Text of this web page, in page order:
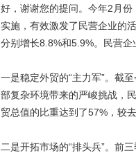
好，谢谢您的提问。今年2月
实施，有效激发了民营企业的
分别增长8.8%和5.9%。民营
一是稳定外贸的“主力军”。截
部复杂环境带来的严峻挑战，
贸总值的比重达到了57%，较
二是开拓市场的“排头兵”。前